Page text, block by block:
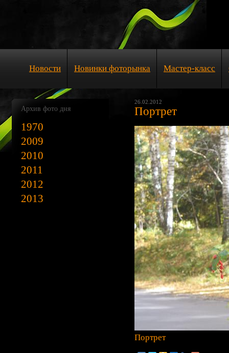
Новости Новинки фоторынка Мастер-класс
26.02.2012
Портрет
Портрет
Архив фото дня
1970
2009
2010
2011
2012
2013